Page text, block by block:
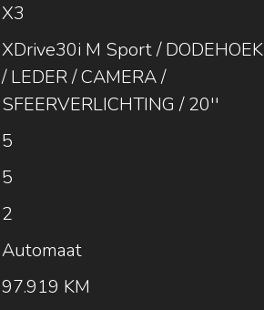
X3
XDrive30i M Sport / DODEHOEK
/ LEDER / CAMERA /
SFEERVERLICHTING / 20''
5
5
2
Automaat
97.919 KM